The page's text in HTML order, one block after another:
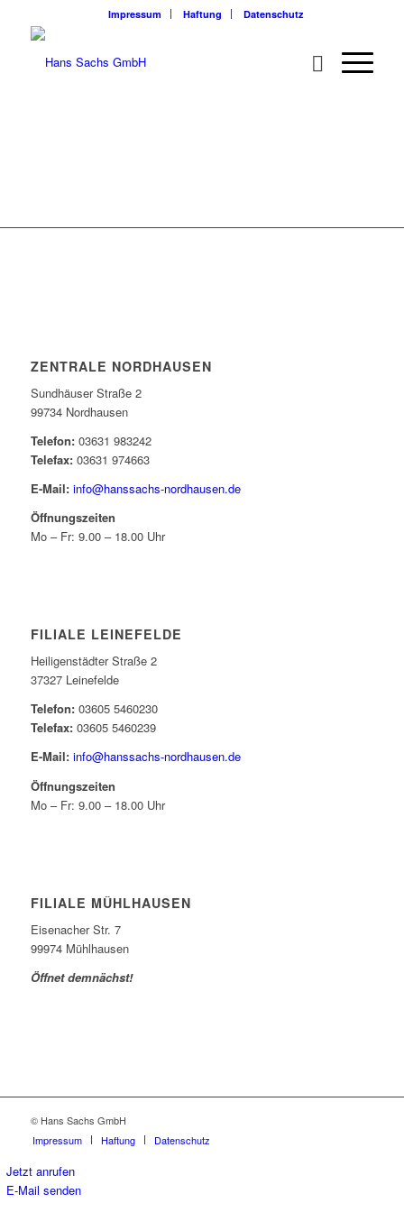
Impressum Haftung Datenschutz
ZENTRALE NORDHAUSEN
Sundhäuser Straße 2
99734 Nordhausen
Telefon:03631 983242
Telefax:03631 974663
E-Mail: info@hanssachs-nordhausen.de
Öffnungszeiten
Mo – Fr: 9.00 – 18.00 Uhr
FILIALE LEINEFELDE
Heiligenstädter Straße 2
37327 Leinefelde
Telefon:03605 5460230
Telefax:03605 5460239
E-Mail: info@hanssachs-nordhausen.de
Öffnungszeiten
Mo – Fr: 9.00 – 18.00 Uhr
FILIALE MÜHLHAUSEN
Eisenacher Str. 7
99974 Mühlhausen
Öffnet demnächst!
© Hans Sachs GmbH
Impressum
Haftung Datenschutz
Jetzt anrufen
E-Mail senden